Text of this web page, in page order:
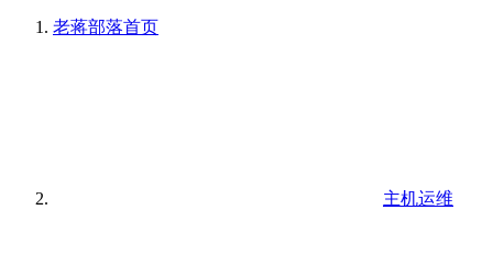
老蒋部落首页
主机运维